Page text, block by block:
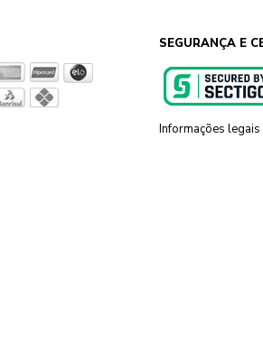
SEGURANÇA E
Informações legais